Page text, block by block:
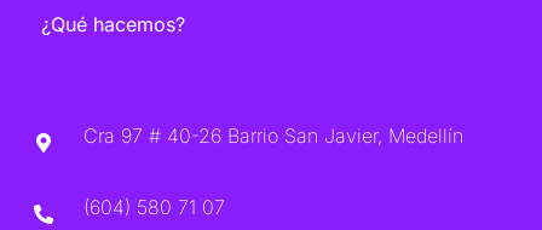
¿Qué hacemos?
Cra 97 # 40-26 Barrio San Javier, Medellín
(604) 580 71 07